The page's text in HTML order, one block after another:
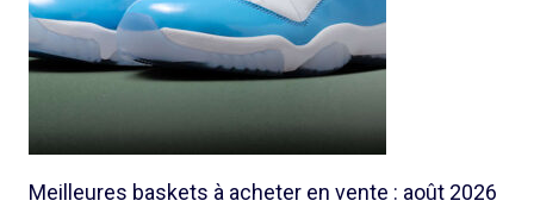
Meilleures baskets à acheter en vente : août 2026